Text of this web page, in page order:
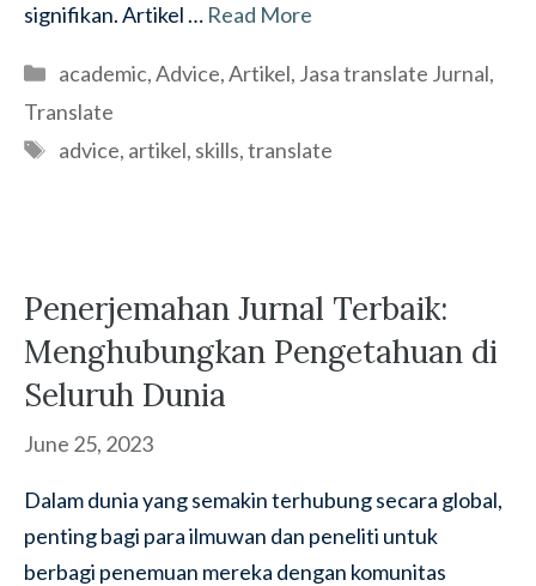
signifikan. Artikel … Read More
Categories
academic,Advice,Artikel, Jasa translate Jurnal,
Translate
Tags
advice, artikel, skills,translate
Penerjemahan Jurnal Terbaik:
Menghubungkan Pengetahuan di
Seluruh Dunia
June 25, 2023
Dalam dunia yang semakin terhubung secara global,
penting bagi para ilmuwan dan peneliti untuk
berbagi penemuan mereka dengan komunitas